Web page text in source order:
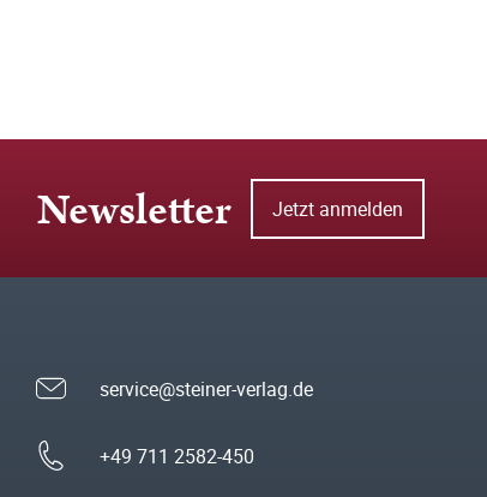
Newsletter Jetzt anmelden
service@steiner-verlag.de
+49 711 2582-450